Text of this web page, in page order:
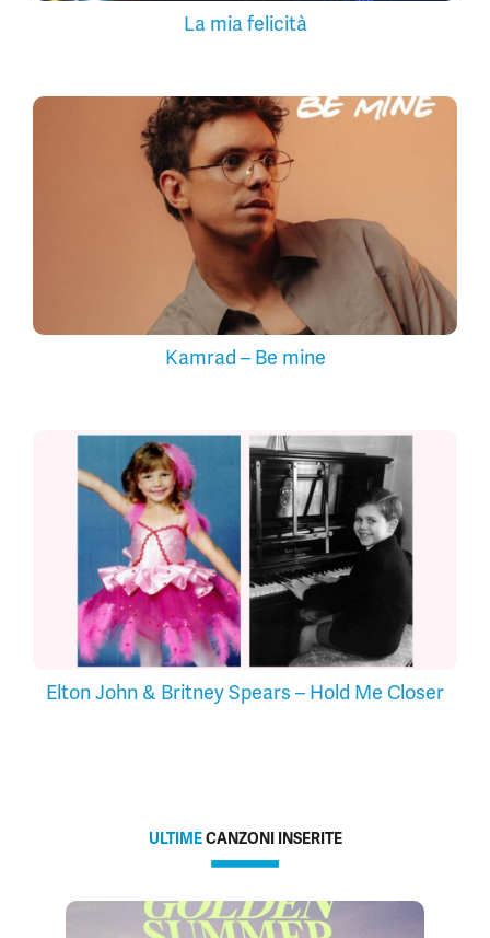
La mia felicità
Kamrad – Be mine
Elton John & Britney Spears – Hold Me Closer
ULTIMECANZONI INSERITE